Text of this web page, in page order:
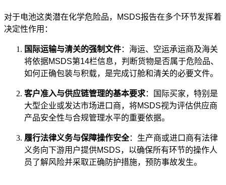
对于电池这类潜在化学危险品，MSDS报告在多个环节发挥着
决定性作用：
国际运输与清关的强制文件：海运、空运承运商及海关
将依据MSDS第14栏信息，判断货物是否属于危险品、
如何正确包装与积载，是完成订舱和清关的必要文件。
客户准入与供应链管理的基本要求：国际买家，特别是
大型企业或发达市场进口商，将MSDS视为评估供应商
产品安全性与合规管理水平的重要依据。
履行法律义务与保障操作安全：生产商或进口商有法律
义务向下游用户提供MSDS，以确保所有环节的操作人
员了解风险并采取正确防护措施，预防事故发生。